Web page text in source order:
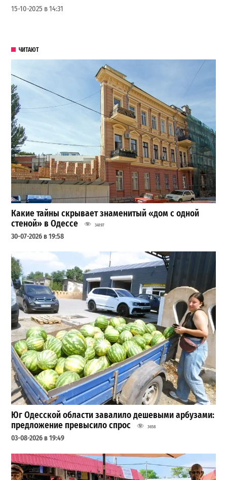
15-10-2025 в 14:31
ЧИТАЮТ
Какие тайны скрывает знаменитый «дом с одной
стеной» в Одессе
34197
30-07-2026 в 19:58
Юг Одесской области завалило дешевыми арбузами:
предложение превысило спрос
3658
03-08-2026 в 19:49